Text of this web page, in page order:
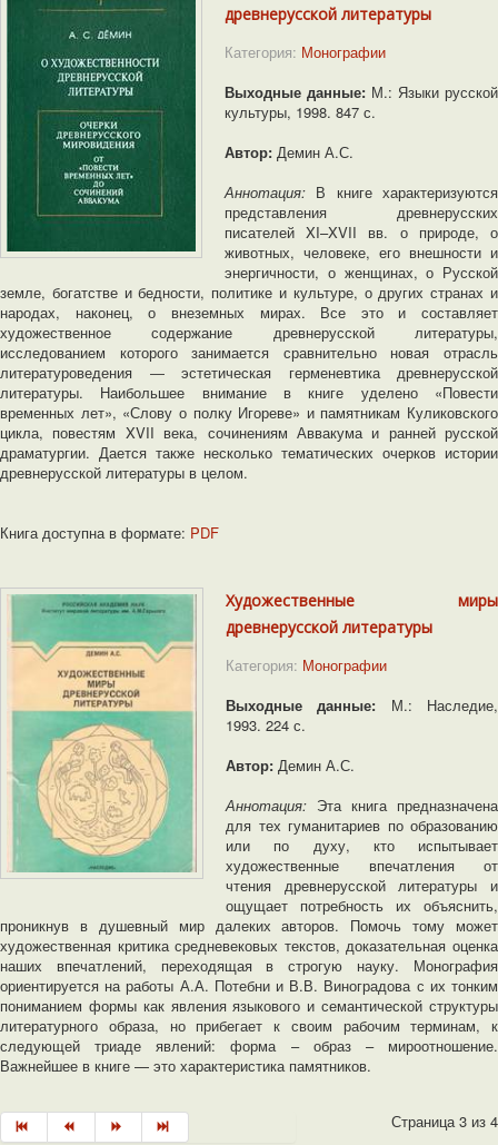
древнерусской литературы
Категория: Монографии
Выходные данные: М.: Языки русской
культуры, 1998. 847 с.
Автор: Демин А.С.
Аннотация: В книге характеризуются
представления древнерусских
писателей XI–XVII вв. о природе, о
животных, человеке, его внешности и
энергичности, о женщинах, о Русской
земле, богатстве и бедности, политике и культуре, о других странах и
народах, наконец, о внеземных мирах. Все это и составляет
художественное содержание древнерусской литературы,
исследованием которого занимается сравнительно новая отрасль
литературоведения ― эстетическая герменевтика древнерусской
литературы. Наибольшее внимание в книге уделено «Повести
временных лет», «Слову о полку Игореве» и памятникам Куликовского
цикла, повестям XVII века, сочинениям Аввакума и ранней русской
драматургии. Дается также несколько тематических очерков истории
древнерусской литературы в целом.
Книга доступна в формате: PDF
Художественные миры
древнерусской литературы
Категория: Монографии
Выходные данные: М.: Наследие,
1993. 224 с.
Автор: Демин А.С.
Аннотация: Эта книга предназначена
для тех гуманитариев по образованию
или по духу, кто испытывает
художественные впечатления от
чтения древнерусской литературы и
ощущает потребность их объяснить,
проникнув в душевный мир далеких авторов. Помочь тому может
художественная критика средневековых текстов, доказательная оценка
наших впечатлений, переходящая в строгую науку. Монография
ориентируется на работы А.А. Потебни и В.В. Виноградова с их тонким
пониманием формы как явления языкового и семантической структуры
литературного образа, но прибегает к своим рабочим терминам, к
следующей триаде явлений: форма – образ – мироотношение.
Важнейшее в книге — это характеристика памятников.
Страница 3 из 4